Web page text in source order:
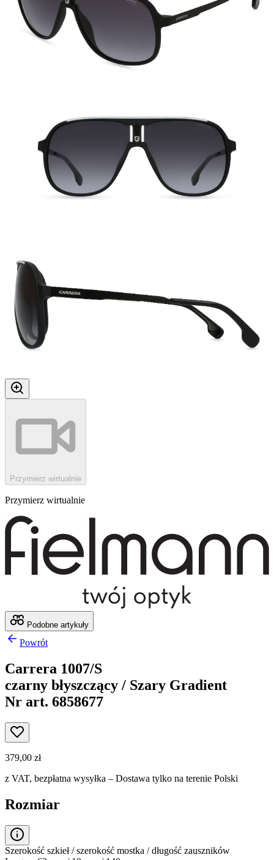
Przymierz wirtualnie
Przymierz wirtualnie
Podobne artykuły
Powrót
Carrera 1007/S
czarny błyszczący / Szary Gradient
Nr art. 6858677
379,00 zł
z VAT, bezpłatna wysyłka – Dostawa tylko na terenie Polski
Rozmiar
Szerokość szkieł / szerokość mostka / długość zauszników